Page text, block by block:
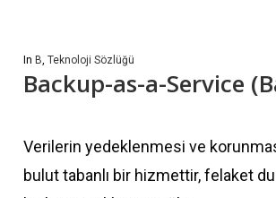
In B, Teknoloji Sözlüğü
Backup-as-a-Service
Verilerin yedeklenmesi ve
bulut tabanlı bir hizmettir, felaket